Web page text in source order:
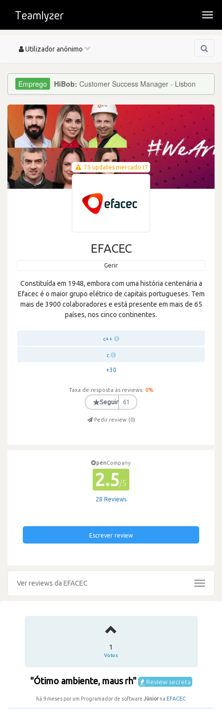
Toggle
Utilizador anónimo
HiBob: Customer Success Manager - Lisbon
75 updates mercado IT
EFACEC
Gerir
Constituída em 1948, embora com uma história centenária a
Efacec é o maior grupo elétrico de capitais portugueses. Tem
mais de 3900 colaboradores e está presente em mais de 65
países, nos cinco continentes.
c++
c
+30
Taxa de resposta às reviews: 0%
★Seguir 61
Pedir review (0)
penCompany
2.5/5
28 Reviews
Escrever review
Ver reviews da EFACEC
Toggle
1
Votos
"Ótimo ambiente, maus rh" Review secreta
há 9 meses por um Programador de software Júniorna EFACEC